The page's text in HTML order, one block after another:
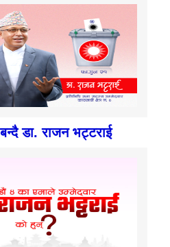
डा. राजन भट्टराई